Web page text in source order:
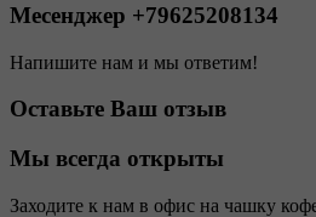
Месенджер +79625208134
Напишите нам и мы ответим!
Оставьте Ваш отзыв
Мы всегда открыты
Заходите к нам в офис на чашку